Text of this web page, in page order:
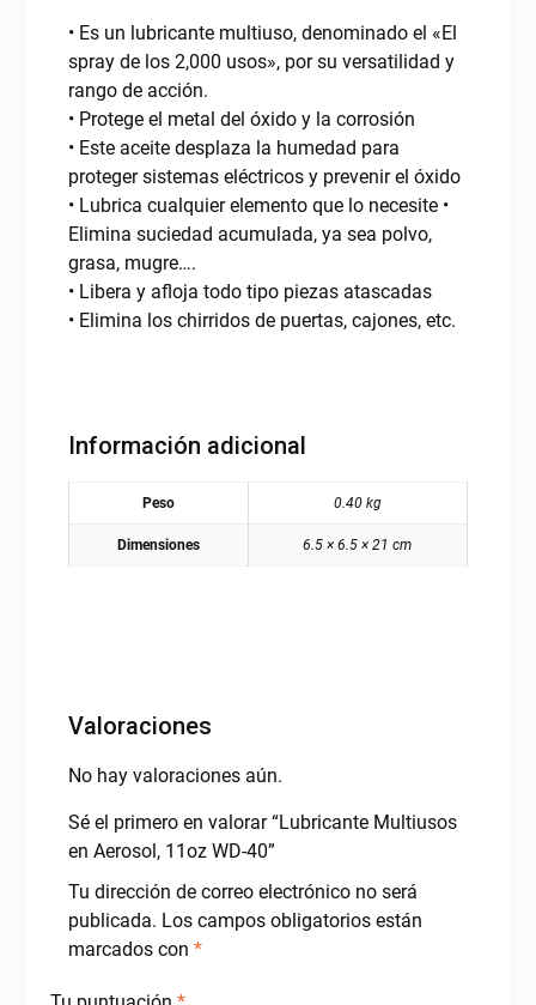
• Es un lubricante multiuso, denominado el «El
spray de los 2,000 usos», por su versatilidad y
rango de acción.
• Protege el metal del óxido y la corrosión
• Este aceite desplaza la humedad para
proteger sistemas eléctricos y prevenir el óxido
• Lubrica cualquier elemento que lo necesite •
Elimina suciedad acumulada, ya sea polvo,
grasa, mugre….
• Libera y afloja todo tipo piezas atascadas
• Elimina los chirridos de puertas, cajones, etc.
Información adicional
Peso 0.40 kg
Dimensiones 6.5 × 6.5 × 21 cm
Valoraciones
No hay valoraciones aún.
Sé el primero en valorar “Lubricante Multiusos
en Aerosol, 11oz WD-40”
Tu dirección de correo electrónico no será
publicada. Los campos obligatorios están
marcados con *